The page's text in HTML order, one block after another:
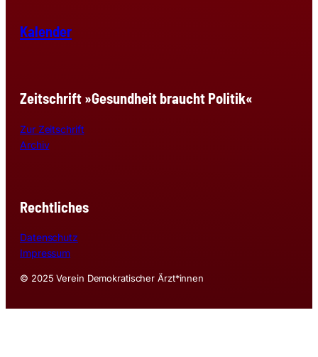
Kalender
Zeitschrift »Gesundheit braucht Politik«
Zur Zeitschrift
Archiv
Rechtliches
Datenschutz
Impressum
© 2025 Verein Demokratischer Ärzt*innen